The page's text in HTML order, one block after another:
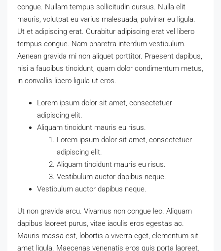
congue. Nullam tempus sollicitudin cursus. Nulla elit
mauris, volutpat eu varius malesuada, pulvinar eu ligula.
Ut et adipiscing erat. Curabitur adipiscing erat vel libero
tempus congue. Nam pharetra interdum vestibulum.
Aenean gravida mi non aliquet porttitor. Praesent dapibus,
nisi a faucibus tincidunt, quam dolor condimentum metus,
in convallis libero ligula ut eros.
Lorem ipsum dolor sit amet, consectetuer
adipiscing elit.
Aliquam tincidunt mauris eu risus.
Lorem ipsum dolor sit amet, consectetuer
adipiscing elit.
Aliquam tincidunt mauris eu risus.
Vestibulum auctor dapibus neque.
Vestibulum auctor dapibus neque.
Ut non gravida arcu. Vivamus non congue leo. Aliquam
dapibus laoreet purus, vitae iaculis eros egestas ac.
Mauris massa est, lobortis a viverra eget, elementum sit
amet ligula. Maecenas venenatis eros quis porta laoreet.